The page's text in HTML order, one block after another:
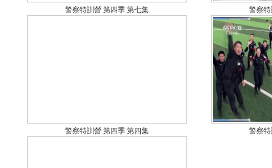
警察特訓營 第四季 第七集 警察
警察特訓營 第四季 第四集 警察